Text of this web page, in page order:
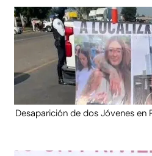
Desaparición de dos Jóvenes en